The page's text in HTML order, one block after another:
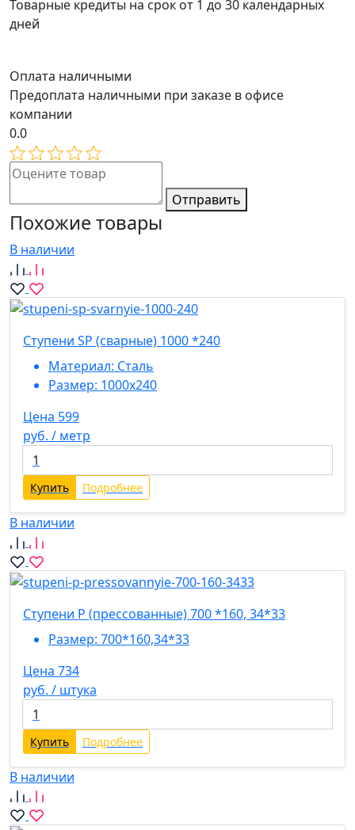
Товарные кредиты на срок от 1 до 30 календарных
дней
Оплата наличными
Предоплата наличными при заказе в офисе
компании
0.0
Отправить
Похожие товары
В наличии
Ступени SP (сварные) 1000 *240
Материал: Сталь
Размер: 1000х240
Цена 599
руб. / метр
Купить Подробнее
В наличии
Ступени P (прессованные) 700 *160, 34*33
Размер: 700*160,34*33
Цена 734
руб. / штука
Купить Подробнее
В наличии